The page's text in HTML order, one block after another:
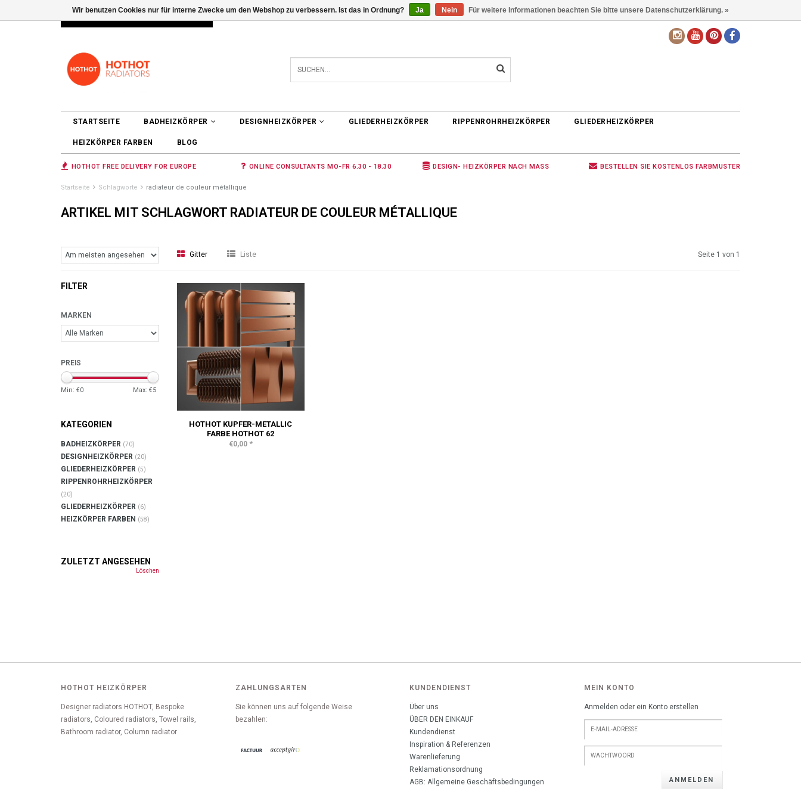
INFO@RADIATORS.SHOP ANMELDEN 0 ARTIKEL €0,00 DE
STARTSEITE BADHEIZKÖRPER DESIGNHEIZKÖRPER GLIEDERHEIZKÖRPER RIPPENROHRHEIZKÖRPER GLIEDERHEIZKÖRPER
HEIZKÖRPER FARBEN BLOG
HOTHOT FREE DELIVERY FOR EUROPE ONLINE CONSULTANTS MO-FR 6.30 - 18.30 DESIGN- HEIZKÖRPER NACH MASS BESTELLEN SIE KOSTENLOS FARBMUSTER
Startseite Schlagworte radiateur de couleur métallique
ARTIKEL MIT SCHLAGWORT RADIATEUR DE COULEUR MÉTALLIQUE
Gitter Liste Seite 1 von 1
FILTER
MARKEN
PREIS
Min: €0 Max: €5
KATEGORIEN
BADHEIZKÖRPER (70)
DESIGNHEIZKÖRPER (20)
GLIEDERHEIZKÖRPER (5)
RIPPENROHRHEIZKÖRPER
(20)
GLIEDERHEIZKÖRPER (6)
HEIZKÖRPER FARBEN (58)
ZULETZT ANGESEHEN
Löschen
HOTHOT KUPFER-METALLIC
FARBE HOTHOT 62
€0,00 *
HOTHOT HEIZKÖRPER
Designer radiators HOTHOT, Bespoke
radiators, Coloured radiators, Towel rails,
Bathroom radiator, Column radiator
ZAHLUNGSARTEN
Sie können uns auf folgende Weise
bezahlen:
KUNDENDIENST
Über uns
ÜBER DEN EINKAUF
Kundendienst
Inspiration & Referenzen
Warenlieferung
Reklamationsordnung
AGB: Allgemeine Geschäftsbedingungen
MEIN KONTO
Anmelden oder ein Konto erstellen
ANMELDEN
Wir benutzen Cookies nur für interne Zwecke um den Webshop zu verbessern. Ist das in Ordnung? Ja Nein Für weitere Informationen beachten Sie bitte unsere Datenschutzerklärung. »